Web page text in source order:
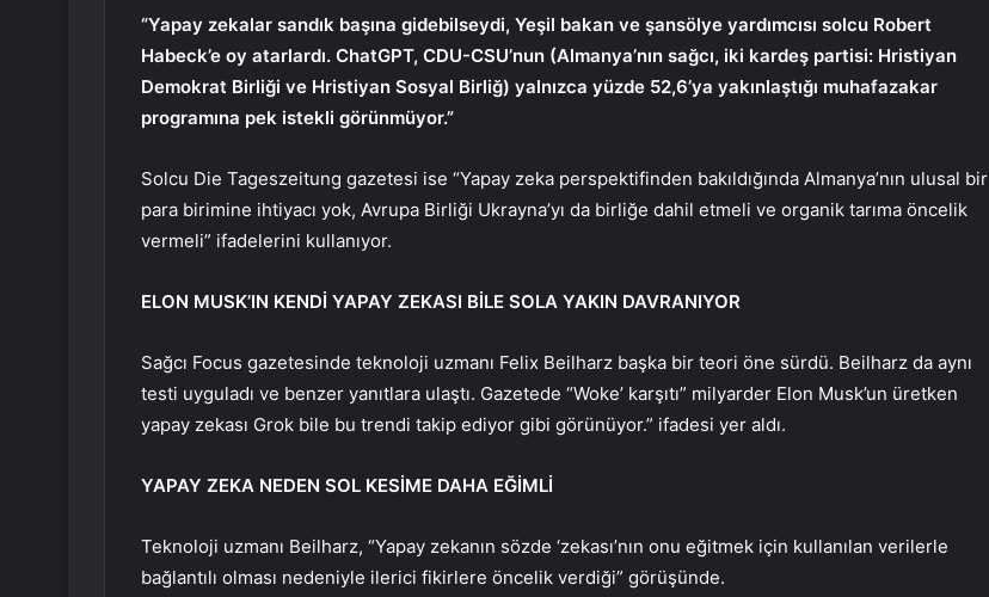
“Yapay zekalar sandık başına gidebilseydi, Yeşil bakan ve şansölye yardımcısı solcu Robert
Habeck’e oy atarlardı. ChatGPT, CDU-CSU’nun (Almanya’nın sağcı, iki kardeş partisi: Hristiyan
Demokrat Birliği ve Hristiyan Sosyal Birliğ) yalnızca yüzde 52,6’ya yakınlaştığı muhafazakar
programına pek istekli görünmüyor.”
Solcu Die Tageszeitung gazetesi ise “Yapay zeka perspektifinden bakıldığında Almanya’nın ulusal bir
para birimine ihtiyacı yok, Avrupa Birliği Ukrayna’yı da birliğe dahil etmeli ve organik tarıma öncelik
vermeli” ifadelerini kullanıyor.
ELON MUSK’IN KENDİ YAPAY ZEKASI BİLE SOLA YAKIN DAVRANIYOR
Sağcı Focus gazetesinde teknoloji uzmanı Felix Beilharz başka bir teori öne sürdü. Beilharz da aynı
testi uyguladı ve benzer yanıtlara ulaştı. Gazetede “Woke’ karşıtı” milyarder Elon Musk’un üretken
yapay zekası Grok bile bu trendi takip ediyor gibi görünüyor.” ifadesi yer aldı.
YAPAY ZEKA NEDEN SOL KESİME DAHA EĞİMLİ
Teknoloji uzmanı Beilharz, “Yapay zekanın sözde ‘zekası’nın onu eğitmek için kullanılan verilerle
bağlantılı olması nedeniyle ilerici fikirlere öncelik verdiği” görüşünde.